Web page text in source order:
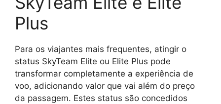
Plus
Para os viajantes mais frequentes, atingir o
status SkyTeam Elite ou Elite Plus pode
transformar completamente a experiência de
voo, adicionando valor que vai além do preço
da passagem. Estes status são concedidos